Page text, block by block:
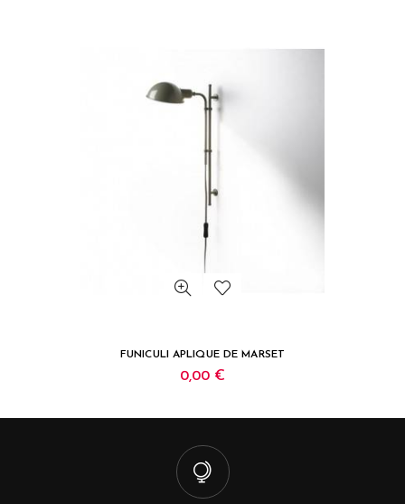
FUNICULI APLIQUE DE MARSET
0,00 €